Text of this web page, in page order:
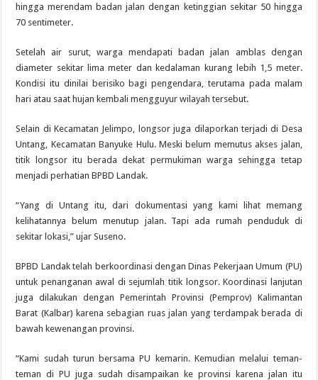
hingga merendam badan jalan dengan ketinggian sekitar 50 hingga
70 sentimeter.
Setelah air surut, warga mendapati badan jalan amblas dengan
diameter sekitar lima meter dan kedalaman kurang lebih 1,5 meter.
Kondisi itu dinilai berisiko bagi pengendara, terutama pada malam
hari atau saat hujan kembali mengguyur wilayah tersebut.
Selain di Kecamatan Jelimpo, longsor juga dilaporkan terjadi di Desa
Untang, Kecamatan Banyuke Hulu. Meski belum memutus akses jalan,
titik longsor itu berada dekat permukiman warga sehingga tetap
menjadi perhatian BPBD Landak.
“Yang di Untang itu, dari dokumentasi yang kami lihat memang
kelihatannya belum menutup jalan. Tapi ada rumah penduduk di
sekitar lokasi,” ujar Suseno.
BPBD Landak telah berkoordinasi dengan Dinas Pekerjaan Umum (PU)
untuk penanganan awal di sejumlah titik longsor. Koordinasi lanjutan
juga dilakukan dengan Pemerintah Provinsi (Pemprov) Kalimantan
Barat (Kalbar) karena sebagian ruas jalan yang terdampak berada di
bawah kewenangan provinsi.
“Kami sudah turun bersama PU kemarin. Kemudian melalui teman-
teman di PU juga sudah disampaikan ke provinsi karena jalan itu